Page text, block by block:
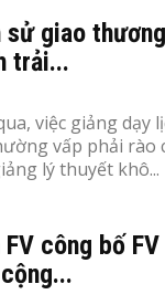
sử giao
trải...
việc giảng dạy
vấp phải rào
lý thuyết khô...
công bố FV